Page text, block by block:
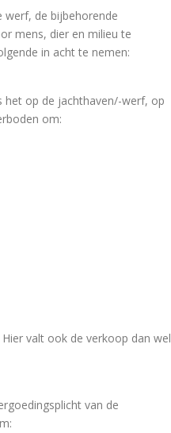
werf, de bijbehorende
mens, dier en milieu te
in acht te nemen:
het op de jachthaven/-werf, op
om:
valt ook de verkoop dan wel
van de